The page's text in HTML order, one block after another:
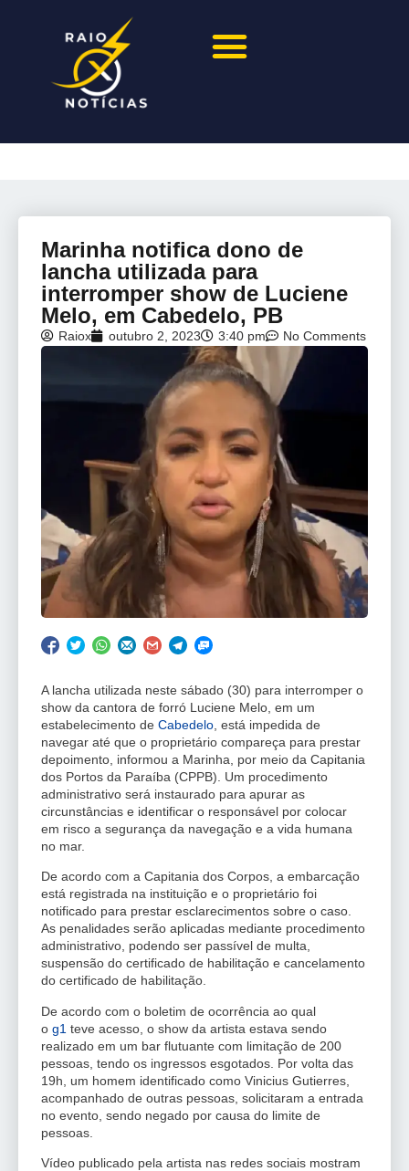
Marinha notifica dono de
lancha utilizada para
interromper show de Luciene
Melo, em Cabedelo, PB
Raiox outubro 2, 2023 3:40 pm No Comments
A lancha utilizada neste sábado (30) para interromper o
show da cantora de forró Luciene Melo, em um
estabelecimento de Cabedelo , está impedida de
navegar até que o proprietário compareça para prestar
depoimento, informou a Marinha, por meio da Capitania
dos Portos da Paraíba (CPPB). Um procedimento
administrativo será instaurado para apurar as
circunstâncias e identificar o responsável por colocar
em risco a segurança da navegação e a vida humana
no mar.
De acordo com a Capitania dos Corpos, a embarcação
está registrada na instituição e o proprietário foi
notificado para prestar esclarecimentos sobre o caso.
As penalidades serão aplicadas mediante procedimento
administrativo, podendo ser passível de multa,
suspensão do certificado de habilitação e cancelamento
do certificado de habilitação.
De acordo com o boletim de ocorrência ao qual
o g1 teve acesso, o show da artista estava sendo
realizado em um bar flutuante com limitação de 200
pessoas, tendo os ingressos esgotados. Por volta das
19h, um homem identificado como Vinicius Gutierres,
acompanhado de outras pessoas, solicitaram a entrada
no evento, sendo negado por causa do limite de
pessoas.
Vídeo publicado pela artista nas redes sociais mostram